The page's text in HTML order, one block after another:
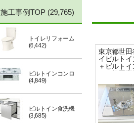
東京都世田
イビルトイ
＋ビルト
施工事例TOP (29,765)
トイレリフォーム
(6,442)
ビルトインコンロ
(4,849)
ビルトイン食洗機
(3,685)